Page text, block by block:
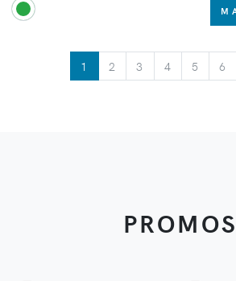
1 2 3 4 5 6
PROMOS